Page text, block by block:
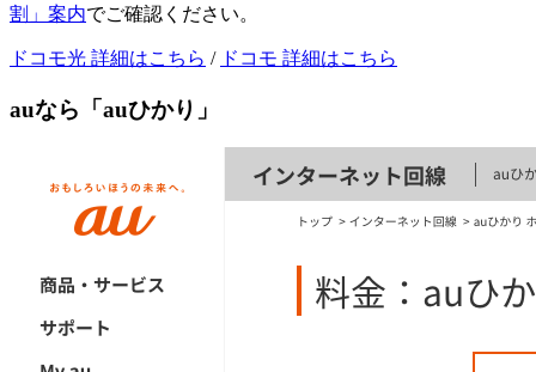
割」案内でご確認ください。
ドコモ光 詳細はこちら / ドコモ 詳細はこちら
auなら「auひかり」